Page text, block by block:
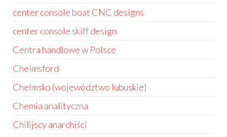
center console boat CNC designs
center console skiff design
Centra handlowe w Polsce
Chelmsford
Chełmsko (województwo lubuskie)
Chemia analityczna
Chilijscy anarchiści